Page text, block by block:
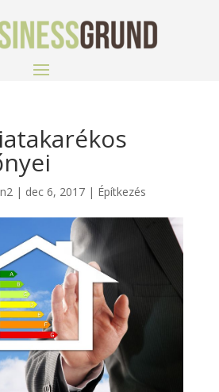
| dec 6, 2017| Építkezés